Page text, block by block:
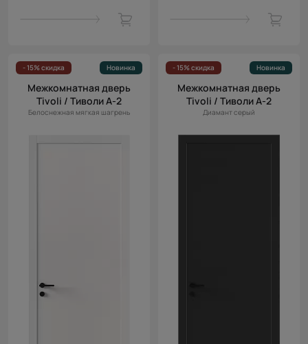
- 15% скидка Новинка
Межкомнатная дверь
Tivoli / Тиволи А-2
Белоснежная мягкая шагрень
- 15% скидка Новинка
Межкомнатная дверь
Tivoli / Тиволи А-2
Диамант серый